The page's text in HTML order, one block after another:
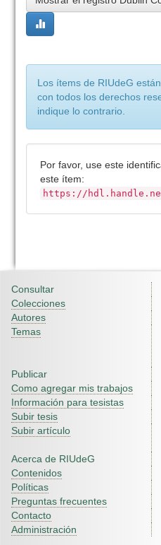
Los ítems de RIUdeG
con todos los derechos
indique lo contrario.
Por favor, use este
este ítem:
https://
Consultar
Colecciones
Autores
Temas
Publicar
Como agregar mis trabajos
Información para tesistas
Subir tesis
Subir artículo
Acerca de RIUdeG
Contenidos
Políticas
Preguntas frecuentes
Contacto
Administración